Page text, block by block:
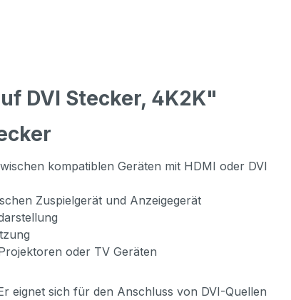
DVI Stecker, 4K2K"
kompatiblen Geräten mit HDMI oder DVI
Zuspielgerät und Anzeigegerät
oder TV Geräten
eignet sich für den Anschluss von DVI-Quellen